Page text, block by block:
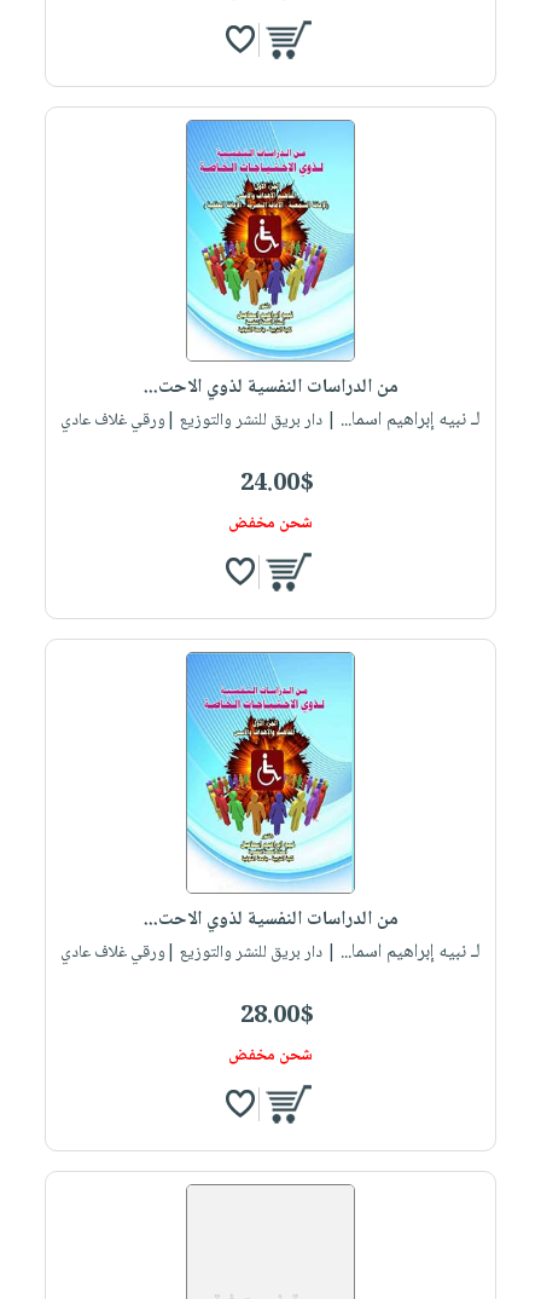
من الدراسات النفسية لذوي الاحت...
لـ نبيه إبراهيم اسما... | دار بريق للنشر والتوزيع |ورقي غلاف عادي
24.00$
شحن مخفض
من الدراسات النفسية لذوي الاحت...
لـ نبيه إبراهيم اسما... | دار بريق للنشر والتوزيع |ورقي غلاف عادي
28.00$
شحن مخفض